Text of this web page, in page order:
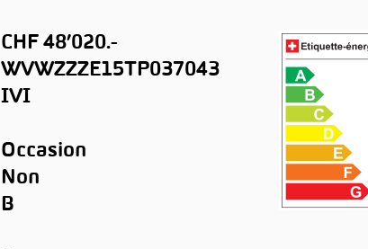
CHF 48’020.-
WVWZZZE15TP037043
IVI
Occasion
Non
B